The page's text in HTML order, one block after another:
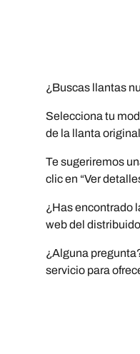
¿Buscas llantas
Selecciona tu
de la llanta
Te sugeriremos
clic en “Ver
¿Has encontrado
web del
¿Alguna
servicio para